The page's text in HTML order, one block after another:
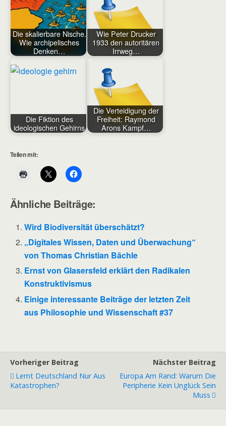
Die skalierbare Nische.
Wie archipelisches
Denken…
Wie Peter Drucker
1933 den autoritären
Irrweg…
Die Fiktion des
ideologischen Gehirns
Die Verteidigung der
Freiheit: Raymond
Arons Kampf…
Teilen mit:
Ähnliche Beiträge:
Wird Biodiversität überschätzt?
„Digitales Wissen, Daten und Überwachung“
von Thomas Christian Bächle
Ernst von Glasersfeld erklärt den Radikalen
Konstruktivismus
Einige interessante Beiträge der letzten Zeit
aus Philosophie und Wissenschaft #37
Vorheriger Beitrag
Lernt Deutschland Nur Aus
Katastrophen?
Nächster Beitrag
Europa Am Rand: Warum Die
Peripherie Kein Unglück Sein
Muss